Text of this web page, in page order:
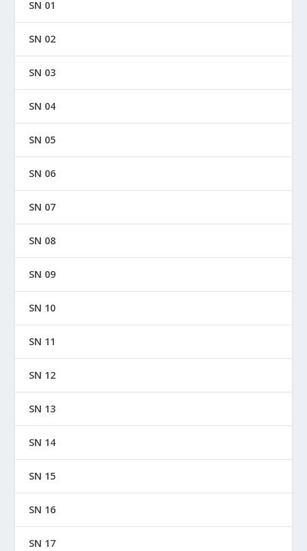
SN 01
SN 02
SN 03
SN 04
SN 05
SN 06
SN 07
SN 08
SN 09
SN 10
SN 11
SN 12
SN 13
SN 14
SN 15
SN 16
SN 17